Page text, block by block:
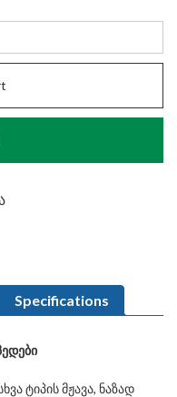
Specifications
ტიპის მჟავა, ნაზად